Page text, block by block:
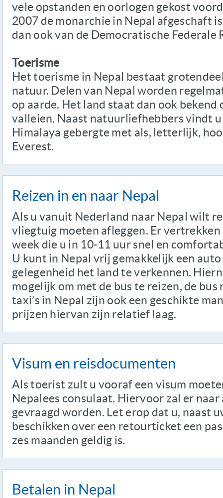
vele opstanden en oorlogen gekost
2007 de monarchie in Nepal afgeschaft
dan ook van de Democratische Federale
Toerisme
Het toerisme in Nepal bestaat
natuur. Delen van Nepal worden
op aarde. Het land staat dan ook bekend
valleien. Naast natuurliefhebbers vindt
Himalaya gebergte met als, letterlijk,
Everest.
Reizen in en naar Nepal
Als u vanuit Nederland naar Nepal wilt
vliegtuig moeten afleggen. Er
week die u in 10-11 uur snel en
U kunt in Nepal vrij gemakkelijk een
gelegenheid het land te verkennen.
mogelijk om met de bus te reizen, de
taxi’s in Nepal zijn ook een geschikte
prijzen hiervan zijn relatief laag.
Visum en reisdocumenten
Als toerist zult u vooraf een visum
Nepalees consulaat. Hiervoor zal er
gevraagd worden. Let erop dat u, naast
beschikken over een retourticket een
zes maanden geldig is.
Betalen in Nepal